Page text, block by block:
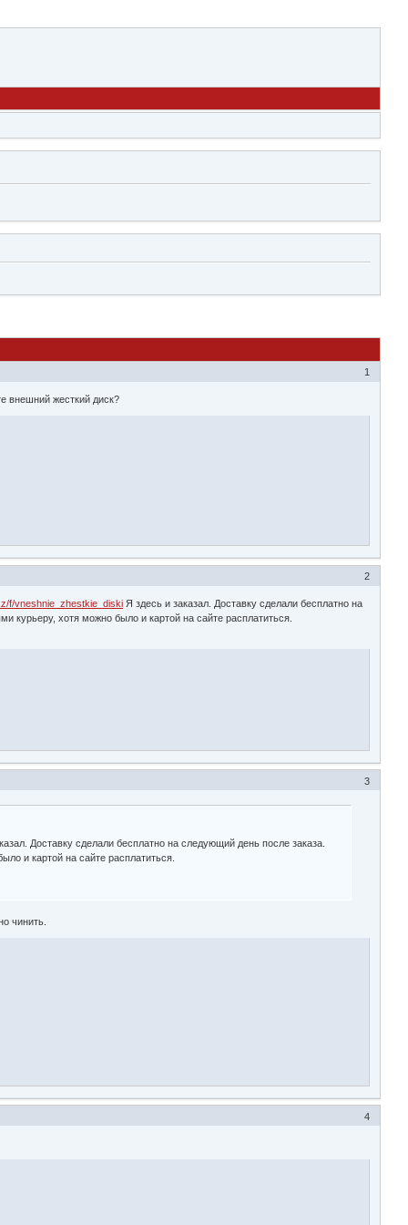
1
внешний жесткий диск?
2
f/vneshnie_zhestkie_diski Я здесь и заказал. Доставку сделали бесплатно на
курьеру, хотя можно было и картой на сайте расплатиться.
3
Доставку сделали бесплатно на следующий день после заказа.
и картой на сайте расплатиться.
чинить.
4